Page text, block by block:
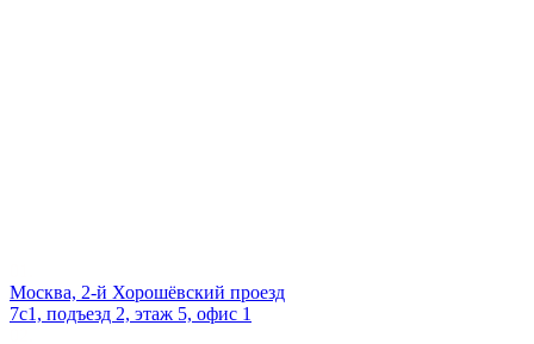
Москва, 2-й Хорошёвский проезд
7с1, подъезд 2, этаж 5, офис 1